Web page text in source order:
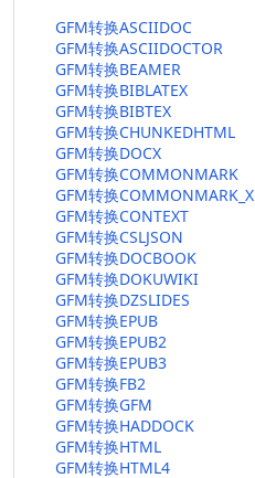
GFM转换ASCIIDOC
GFM转换ASCIIDOCTOR
GFM转换BEAMER
GFM转换BIBLATEX
GFM转换BIBTEX
GFM转换CHUNKEDHTML
GFM转换DOCX
GFM转换COMMONMARK
GFM转换COMMONMARK_X
GFM转换CONTEXT
GFM转换CSLJSON
GFM转换DOCBOOK
GFM转换DOKUWIKI
GFM转换DZSLIDES
GFM转换EPUB
GFM转换EPUB2
GFM转换EPUB3
GFM转换FB2
GFM转换GFM
GFM转换HADDOCK
GFM转换HTML
GFM转换HTML4